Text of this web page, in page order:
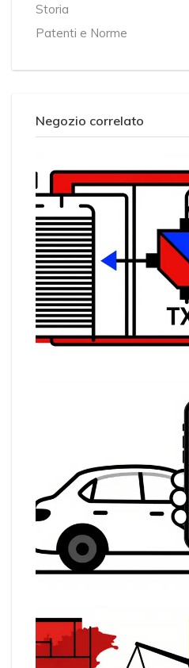
Storia
Patenti e Norme
Negozio correlato